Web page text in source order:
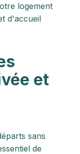
logement
d'accueil
et
sans
de